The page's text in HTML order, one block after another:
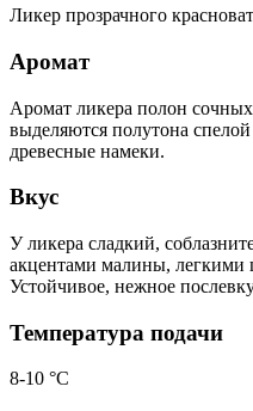
Ликер прозрачного
Аромат
Аромат ликера полон
выделяются полутона
древесные намеки.
Вкус
У ликера сладкий,
акцентами малины, легкими
Устойчивое, нежное
Температура подачи
8-10 °С